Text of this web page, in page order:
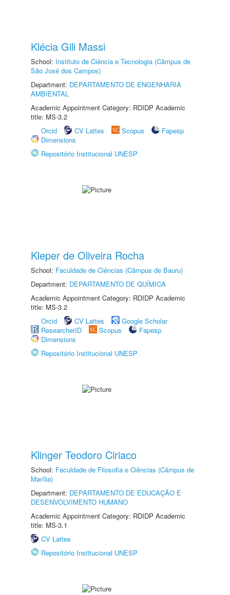
Klécia Gili Massi
School: Instituto de Ciência e Tecnologia (Câmpus de
São José dos Campos)
Department: DEPARTAMENTO DE ENGENHARIA
AMBIENTAL
Academic Appointment Category: RDIDP Academic
title: MS-3.2
Orcid
CV Lattes Scopus
Fapesp
Dimensions
Repositório Institucional UNESP
Kleper de Oliveira Rocha
School: Faculdade de Ciências (Câmpus de Bauru)
Department: DEPARTAMENTO DE QUÍMICA
Academic Appointment Category: RDIDP Academic
title: MS-3.2
Orcid
CV Lattes
Google Scholar
ResearcherID
Scopus
Fapesp
Dimensions
Repositório Institucional UNESP
Klinger Teodoro Ciriaco
School: Faculdade de Filosofia e Ciências (Câmpus de
Marília)
Department: DEPARTAMENTO DE EDUCAÇÃO E
DESENVOLVIMENTO HUMANO
Academic Appointment Category: RDIDP Academic
title: MS-3.1
CV Lattes
Repositório Institucional UNESP